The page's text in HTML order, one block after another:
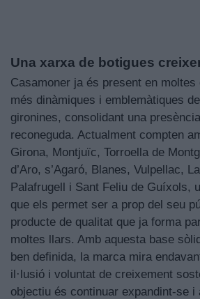
Una xarxa de botigues
Casamoner ja és present en moltes
més dinàmiques i emblemàtiques
gironines, consolidant una
reconeguda. Actualment compten
Girona, Montjuïc, Torroella de
d’Aro, s’Agaró, Blanes, Vulpellac,
Palafrugell i Sant Feliu de Guíxols,
que els permet ser a prop del seu
producte de qualitat que ja forma
moltes llars. Amb aquesta base
ben definida, la marca mira
il·lusió i voluntat de creixement
objectiu és continuar expandint-se i